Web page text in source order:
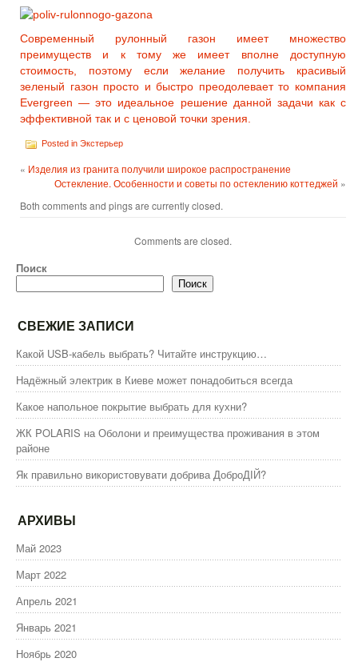
Современный рулонный газон имеет множество
преимуществ и к тому же имеет вполне доступную
стоимость, поэтому если желание получить красивый
зеленый газон просто и быстро преодолевает то компания
Evergreen — это идеальное решение данной задачи как с
эффективной так и с ценовой точки зрения.
Posted in Экстерьер
« Изделия из гранита получили широкое распространение
Остекление. Особенности и советы по остеклению коттеджей »
Both comments and pings are currently closed.
Comments are closed.
Поиск
Поиск
СВЕЖИЕ ЗАПИСИ
Какой USB-кабель выбрать? Читайте инструкцию…
Надёжный электрик в Киеве может понадобиться всегда
Какое напольное покрытие выбрать для кухни?
ЖК POLARIS на Оболони и преимущества проживания в этом
районе
Як правильно використовувати добрива ДоброДІЙ?
АРХИВЫ
Май 2023
Март 2022
Апрель 2021
Январь 2021
Ноябрь 2020